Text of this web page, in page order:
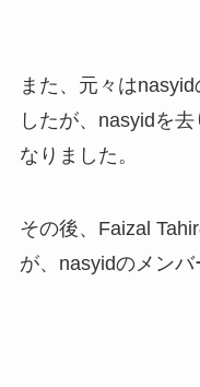
また、元々は
したが、nasyidを
なりました。
その後、Faizal
が、nasyidのメンバ